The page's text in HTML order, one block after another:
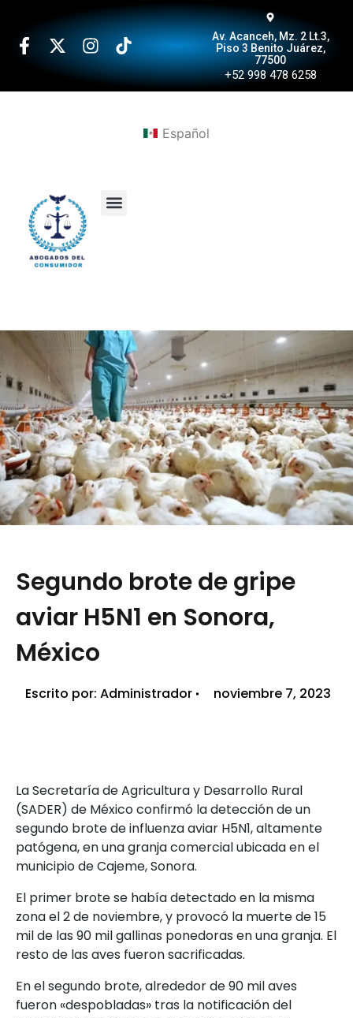
Av. Acanceh, Mz. 2 Lt.3,
Piso 3 Benito Juárez,
77500
+52 998 478 6258
Español
Segundo brote de gripe
aviar H5N1 en Sonora,
México
Escrito por: Administrador noviembre 7, 2023
La Secretaría de Agricultura y Desarrollo Rural
(SADER) de México confirmó la detección de un
segundo brote de influenza aviar H5N1, altamente
patógena, en una granja comercial ubicada en el
municipio de Cajeme, Sonora.
El primer brote se había detectado en la misma
zona el 2 de noviembre, y provocó la muerte de 15
mil de las 90 mil gallinas ponedoras en una granja. El
resto de las aves fueron sacrificadas.
En el segundo brote, alrededor de 90 mil aves
fueron «despobladas» tras la notificación del